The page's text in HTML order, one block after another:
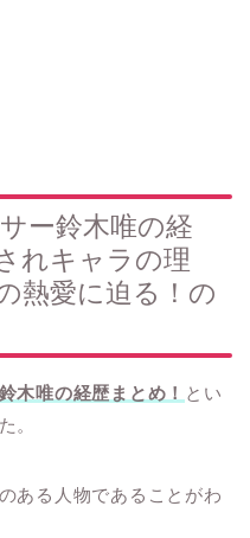
ー鈴木唯の経
れキャラの理
熱愛に迫る！の
木唯の経歴まとめ！ とい
。
ある人物であることがわ